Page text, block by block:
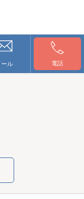
ール 電話